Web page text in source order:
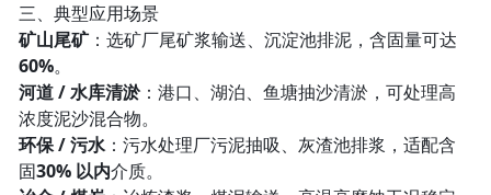
三、典型应用场景
矿山尾矿：选矿厂尾矿浆输送、沉淀池排泥，含固量可达
60%。
河道 / 水库清淤：港口、湖泊、鱼塘抽沙清淤，可处理高
浓度泥沙混合物。
环保 / 污水：污水处理厂污泥抽吸、灰渣池排浆，适配含
固30% 以内介质。